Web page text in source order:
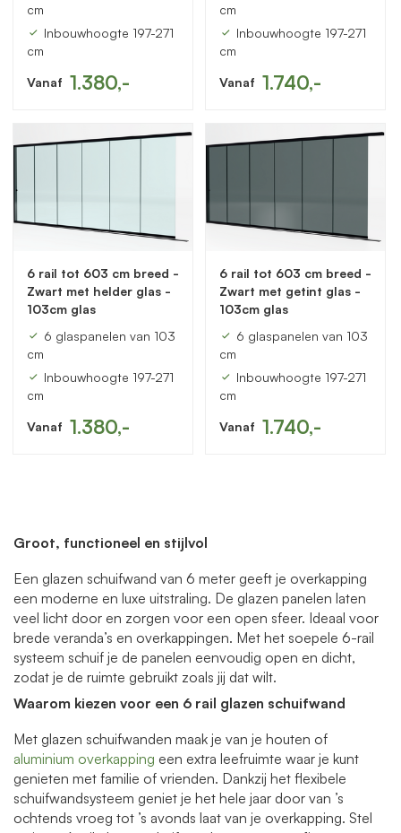
cm
Inbouwhoogte 197-271
cm
Vanaf 1.380,-
cm
Inbouwhoogte 197-271
cm
Vanaf 1.740,-
6 rail tot 603 cm breed -
Zwart met helder glas -
103cm glas
6 glaspanelen van 103
cm
Inbouwhoogte 197-271
cm
Vanaf 1.380,-
6 rail tot 603 cm breed -
Zwart met getint glas -
103cm glas
6 glaspanelen van 103
cm
Inbouwhoogte 197-271
cm
Vanaf 1.740,-
Groot, functioneel en stijlvol
Een glazen schuifwand van 6 meter geeft je overkapping
een moderne en luxe uitstraling. De glazen panelen laten
veel licht door en zorgen voor een open sfeer. Ideaal voor
brede veranda’s en overkappingen. Met het soepele 6-rail
systeem schuif je de panelen eenvoudig open en dicht,
zodat je de ruimte gebruikt zoals jij dat wilt.
Waarom kiezen voor een 6 rail glazen schuifwand
Met glazen schuifwanden maak je van je houten of
aluminium overkapping een extra leefruimte waar je kunt
genieten met familie of vrienden. Dankzij het flexibele
schuifwandsysteem geniet je het hele jaar door van ’s
ochtends vroeg tot ’s avonds laat van je overkapping. Stel